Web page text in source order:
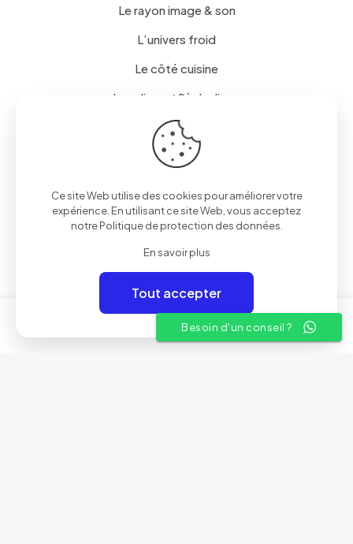
Le rayon image & son
L’univers froid
Le côté cuisine
Lave linge / Sèche linge
Mobiles et Tablettes
Petit électroménager
Liens utiles
A propos
Conditions Générales de Vente
Nos showrooms
Contactez-nous
Ce site Web utilise des cookies pour améliorer votre
expérience. En utilisant ce site Web, vous acceptez
notrePolitique de protection des données
En savoir plus
Tout accepter
Besoin d'un conseil ?